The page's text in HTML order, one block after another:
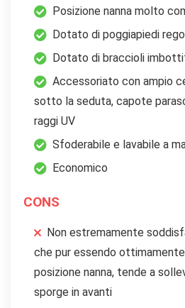
Posizione nanna molto
Dotato di poggiapiedi
Dotato di braccioli
Accessoriato con ampio
sotto la seduta, capote
raggi UV
Sfoderabile e lavabile a
Economico
CONS
Non estremamente
che pur essendo
posizione nanna, tende a
sporge in avanti